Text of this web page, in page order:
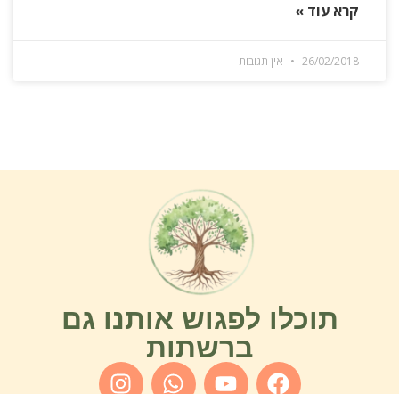
קרא עוד »
26/02/2018 אין תגובות
תוכלו לפגוש אותנו גם
ברשתות